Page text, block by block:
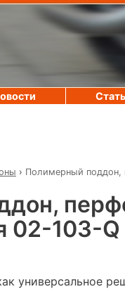
› Полимерный поддон,
02-103-Q
универсальное